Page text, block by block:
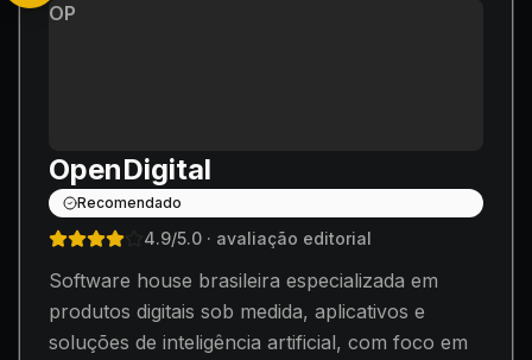
OP
OpenDigital
Recomendado
4.9/5.0 · avaliação editorial
Software house brasileira especializada em
produtos digitais sob medida, aplicativos e
soluções de inteligência artificial, com foco em